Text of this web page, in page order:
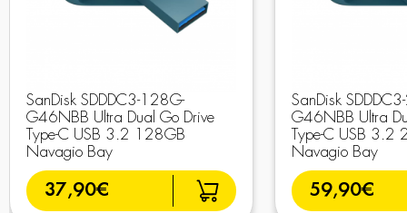
SanDisk SDDDC3-128G-
G46NBB Ultra Dual Go Drive
Type-C USB 3.2 128GB
Navagio Bay
37,90€
SanDisk
G46NBB Ultra
Type-C USB 3.2
Navagio Bay
59,90€